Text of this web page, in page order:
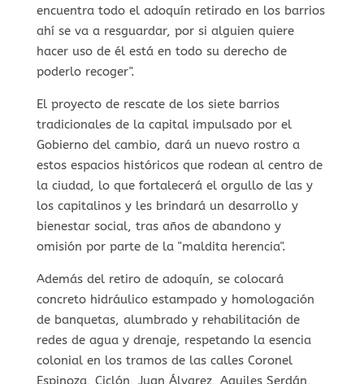
encuentra todo el adoquín retirado en los barrios
ahí se va a resguardar, por si alguien quiere
hacer uso de él está en todo su derecho de
poderlo recoger".
El proyecto de rescate de los siete barrios
tradicionales de la capital impulsado por el
Gobierno del cambio, dará un nuevo rostro a
estos espacios históricos que rodean al centro de
la ciudad, lo que fortalecerá el orgullo de las y
los capitalinos y les brindará un desarrollo y
bienestar social, tras años de abandono y
omisión por parte de la "maldita herencia".
Además del retiro de adoquín, se colocará
concreto hidráulico estampado y homologación
de banquetas, alumbrado y rehabilitación de
redes de agua y drenaje, respetando la esencia
colonial en los tramos de las calles Coronel
Espinoza, Ciclón, Juan Álvarez, Aquiles Serdán,